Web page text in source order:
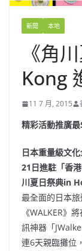
新聞 本地
《角
Kong
11 7 月, 2015
精彩活動推廣
日本重量級文
21日進駐「香
川夏日祭典in
最全面的日本
《WALKER》
訊神器「
連6天親臨攤位